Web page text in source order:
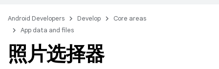
Android Developers Develop
Core areas
App data and files
照片选择器